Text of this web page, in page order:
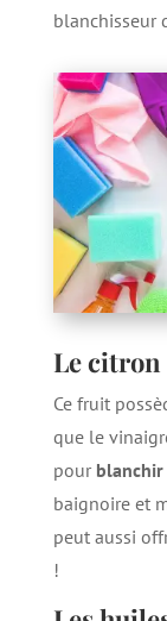
blanchisseur
Le citron
Ce fruit
que le
pour blanchir
baignoire et
peut aussi
!